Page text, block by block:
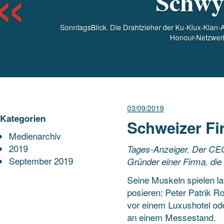
SonntagsBlick. Die Drahtzieher der Ku-Klux-
Honour-
Kategorien
Medienarchiv
2019
September 2019
03/09/2019
Schweizer
Tages-Anzeiger. Der
Gründer einer Firma,
Seine Muskeln spielen
posieren: Peter Patrik
vor einem Luxushotel
an einem Messestand.